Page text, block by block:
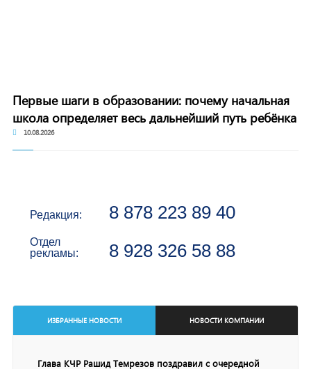
Первые шаги в образовании: почему начальная
школа определяет весь дальнейший путь ребёнка
10.08.2026
Редакция: 8 878 223 89 40
Отдел
рекламы:
8 928 326 58 88
ИЗБРАННЫЕ НОВОСТИ НОВОСТИ КОМПАНИИ
Глава КЧР Рашид Темрезов поздравил с очередной